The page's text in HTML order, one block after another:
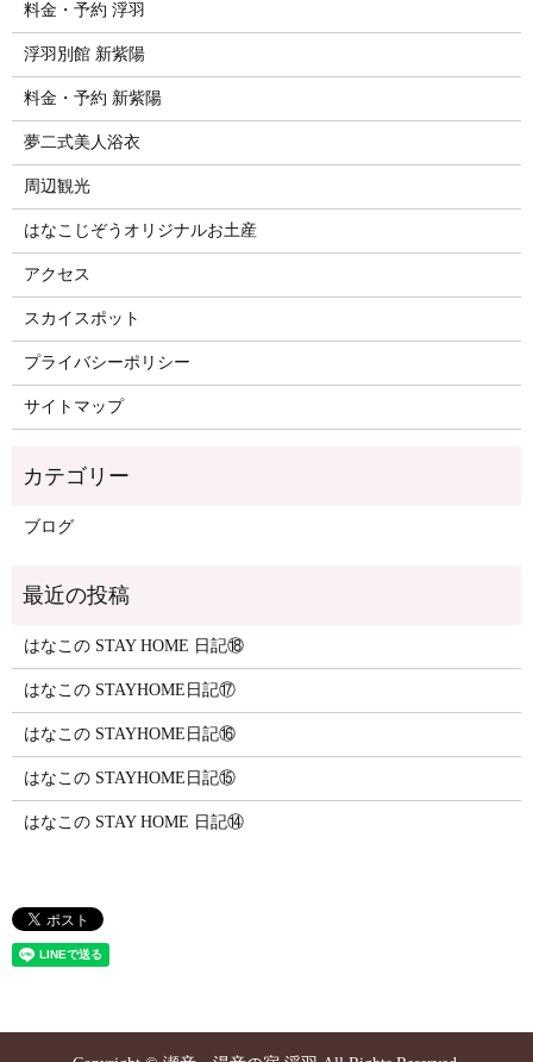
料金・予約 浮羽
浮羽別館 新紫陽
料金・予約 新紫陽
夢二式美人浴衣
周辺観光
はなこじぞうオリジナルお土産
アクセス
スカイスポット
プライバシーポリシー
サイトマップ
ブログ
はなこの STAY HOME 日記⑱
はなこの STAYHOME日記⑰
はなこの STAYHOME日記⑯
はなこの STAYHOME日記⑮
はなこの STAY HOME 日記⑭